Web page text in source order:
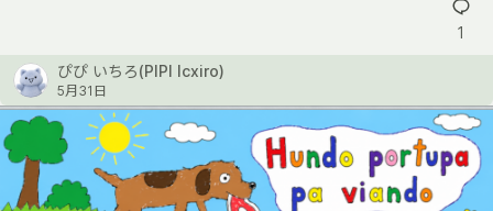
1
ぴぴ いちろ(PIPI Icxiro)
5月31日